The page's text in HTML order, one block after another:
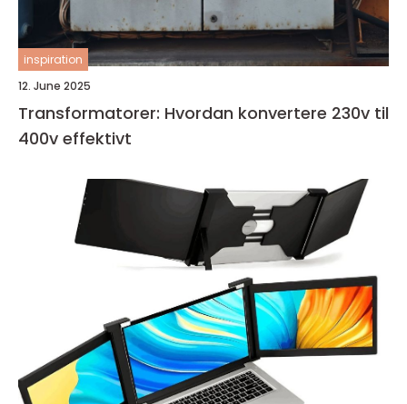
inspiration
12. June 2025
Transformatorer: Hvordan konvertere 230v til
400v effektivt